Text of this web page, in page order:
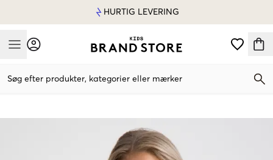
HURTIG LEVERING
Mobile Menu
Søg efter produkter, kategorier eller mærker